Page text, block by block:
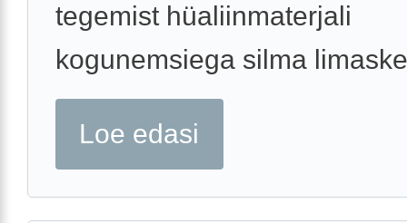
tegemist hüaliinmaterjali
kogunemsiega silma
Loe edasi